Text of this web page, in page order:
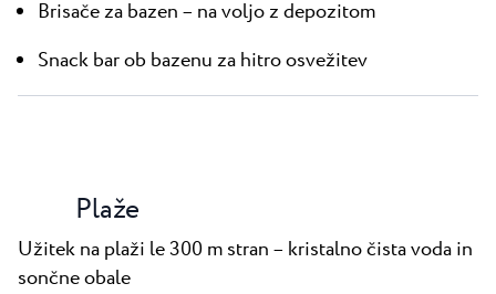
Brisače za bazen – na voljo z depozitom
Snack bar ob bazenu za hitro osvežitev
Plaže
Užitek na plaži le 300 m stran – kristalno čista voda in
sončne obale